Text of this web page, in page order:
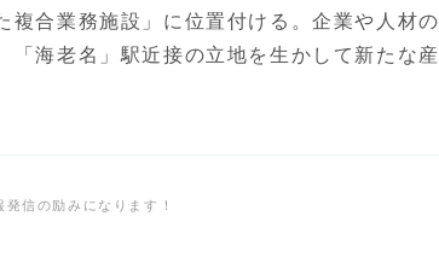
合業務施設」に位置付ける。企業や人材の
海老名」駅近接の立地を生かして新たな産